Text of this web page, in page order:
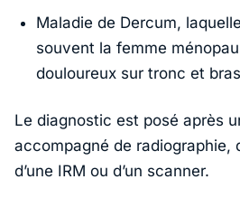
Maladie de Dercum,
souvent la femme
douloureux sur tronc et
Le diagnostic est posé après
accompagné de radiographie,
d’une IRM ou d’un scanner.